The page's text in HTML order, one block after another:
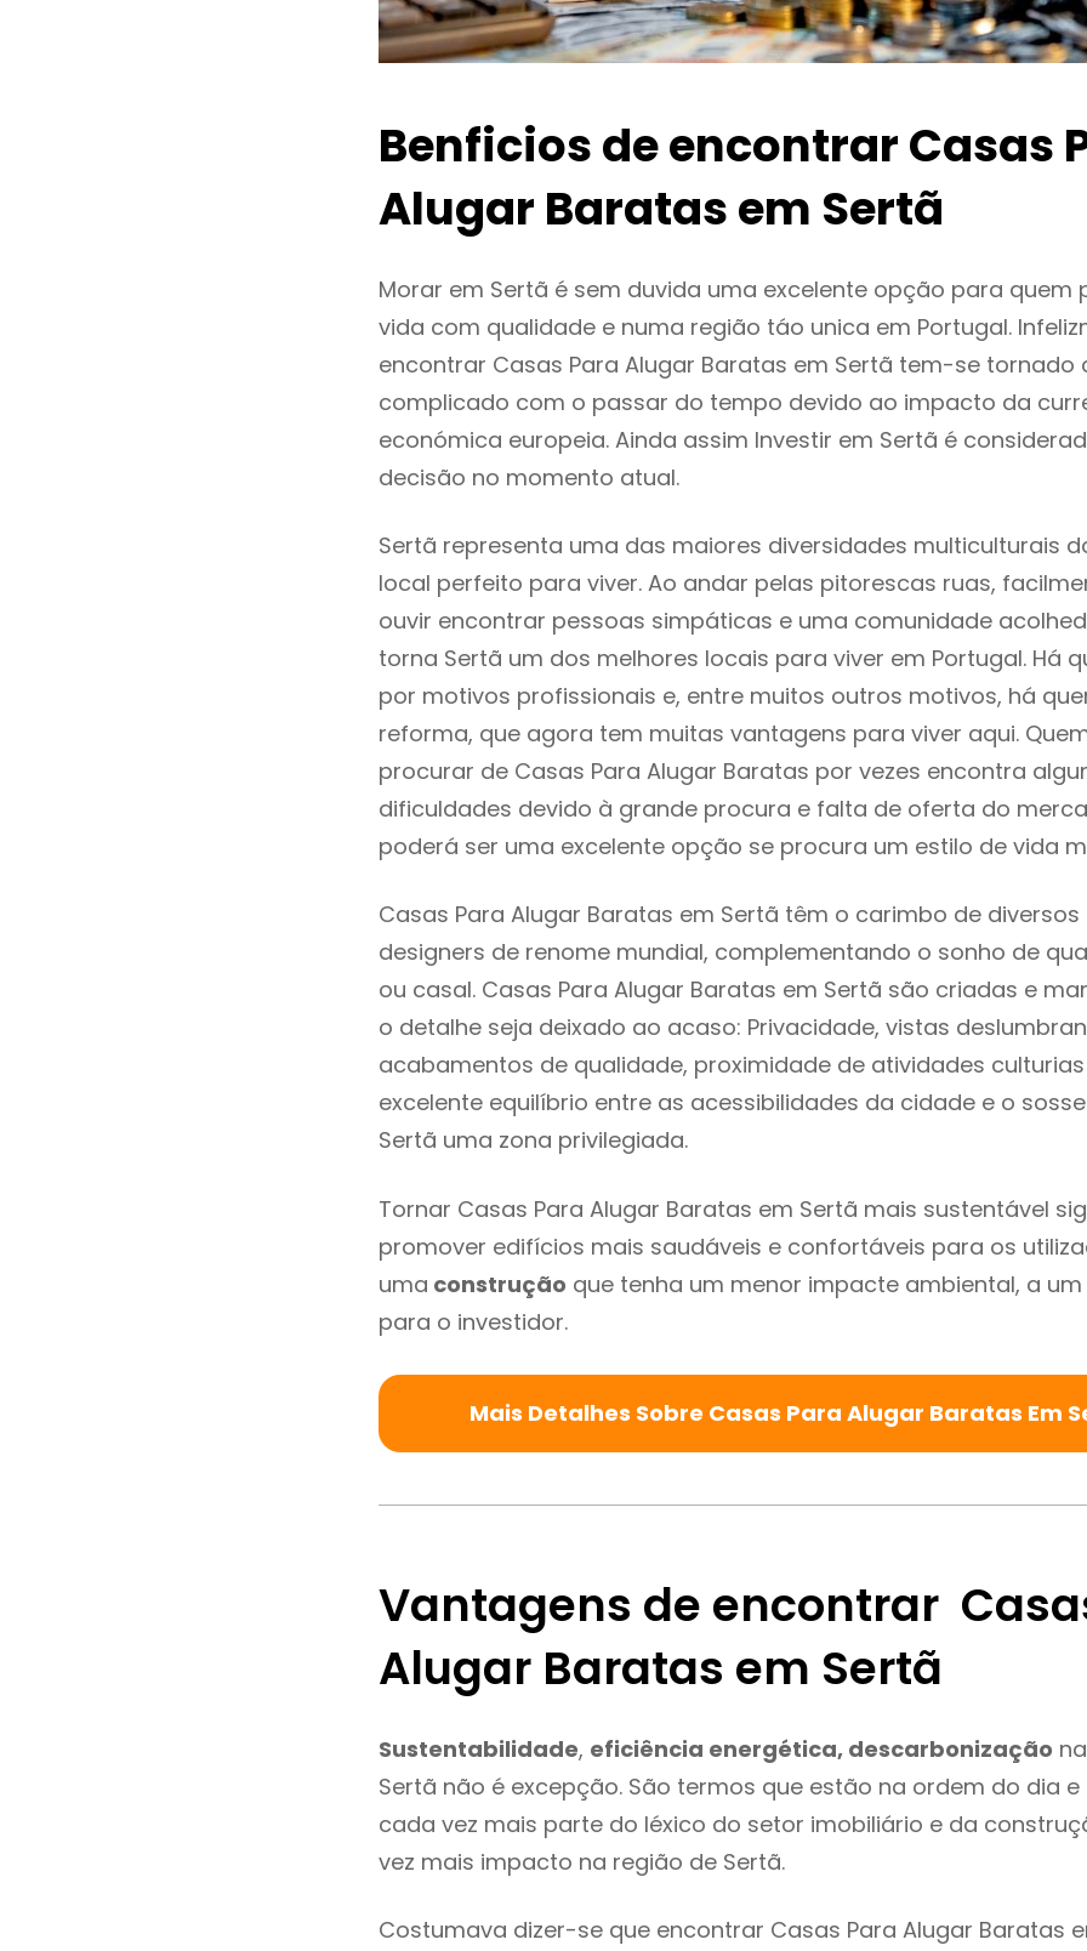
Benficios de encontrar Casas
Alugar Baratas em Sertã
Morar em Sertã é sem duvida uma excelente opção para quem
vida com qualidade e numa região táo unica em Portugal.
encontrar Casas Para Alugar Baratas em Sertã tem-se tornado
complicado com o passar do tempo devido ao impacto da
económica europeia. Ainda assim Investir em Sertã é
decisão no momento atual.
Sertã representa uma das maiores diversidades multiculturais
local perfeito para viver. Ao andar pelas pitorescas ruas,
ouvir encontrar pessoas simpáticas e uma comunidade
torna Sertã um dos melhores locais para viver em Portugal. Há
por motivos profissionais e, entre muitos outros motivos, há
reforma, que agora tem muitas vantagens para viver aqui.
procurar de Casas Para Alugar Baratas por vezes encontra
dificuldades devido à grande procura e falta de oferta do
poderá ser uma excelente opção se procura um estilo de vida
Casas Para Alugar Baratas em Sertã têm o carimbo de
designers de renome mundial, complementando o sonho de
ou casal. Casas Para Alugar Baratas em Sertã são criadas e
o detalhe seja deixado ao acaso: Privacidade, vistas
acabamentos de qualidade, proximidade de atividades
excelente equilíbrio entre as acessibilidades da cidade e o
Sertã uma zona privilegiada.
Tornar Casas Para Alugar Baratas em Sertã mais sustentável
promover edifícios mais saudáveis e confortáveis para os
uma construção que tenha um menor impacte ambiental, a
para o investidor.
Mais Detalhes Sobre Casas Para Alugar Baratas Em
Vantagens de encontrar
Alugar Baratas em Sertã
Sustentabilidade, eficiência energética, descarbonização
Sertã não é excepção. São termos que estão na ordem do dia
cada vez mais parte do léxico do setor imobiliário e da
vez mais impacto na região de Sertã.
Costumava dizer-se que encontrar Casas Para Alugar Baratas